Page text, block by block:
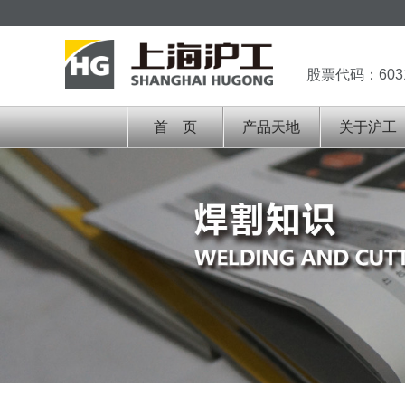
股票代码：
首 页 产品天地 关于沪工